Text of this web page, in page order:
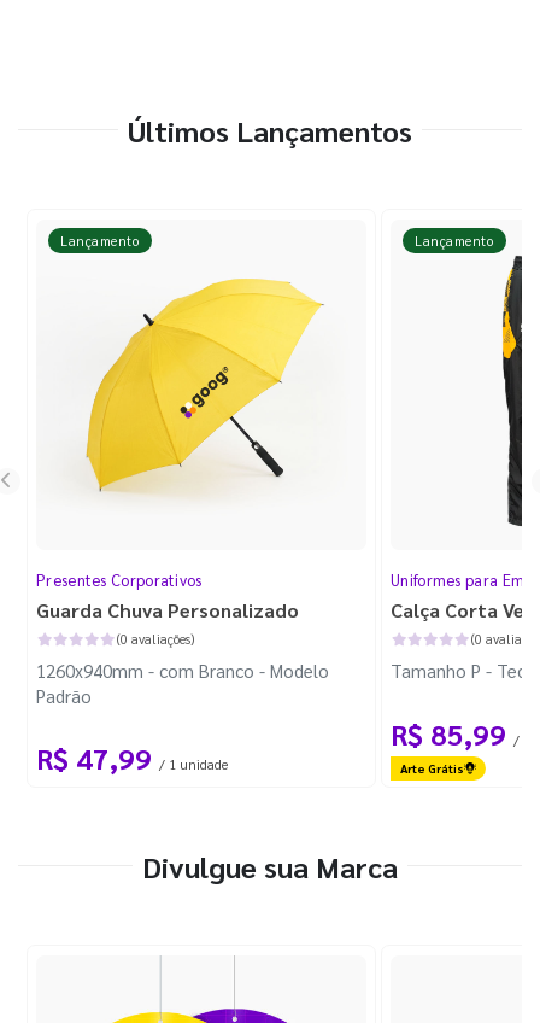
Últimos Lançamentos
Lançamento
Presentes Corporativos
Guarda Chuva Personalizado
(0 avaliações)
1260x940mm - com Branco - Modelo
Padrão
R$ 47,99 / 1 unidade
Lançamento
Uniformes para
Calça Corta
(0
Tamanho P -
R$ 85,99 / 1
Arte Grátis
Divulgue sua Marca